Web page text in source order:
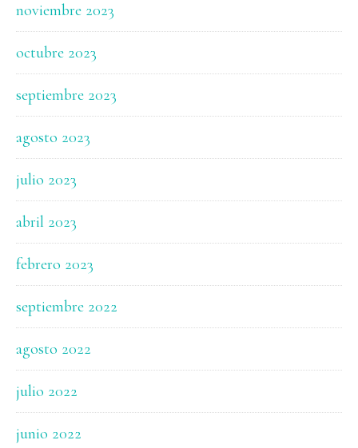
noviembre 2023
octubre 2023
septiembre 2023
agosto 2023
julio 2023
abril 2023
febrero 2023
septiembre 2022
agosto 2022
julio 2022
junio 2022